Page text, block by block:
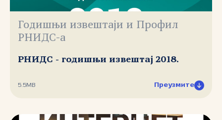
Годишњи извештаји и Профил
РНИДС-а
РНИДС - годишњи извештај 2018.
5.5MB Преузмите